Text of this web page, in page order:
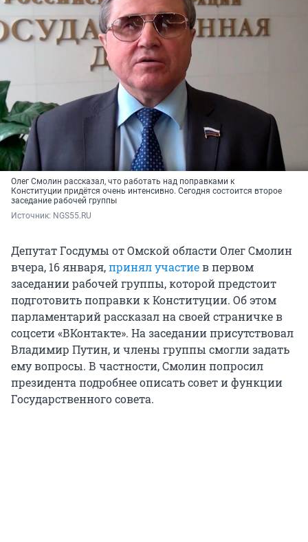
Олег Смолин рассказал, что работать над поправками к
Конституции придётся очень интенсивно. Сегодня состоится второе
заседание рабочей группы
Источник: NGS55.RU
Депутат Госдумы от Омской области Олег Смолин
вчера, 16 января,принял участиев первом
заседании рабочей группы, которой предстоит
подготовить поправки к Конституции. Об этом
парламентарий рассказал на своей страничке в
соцсети «ВКонтакте». На заседании присутствовал
Владимир Путин, и члены группы смогли задать
ему вопросы. В частности, Смолин попросил
президента подробнее описать совет и функции
Государственного совета.